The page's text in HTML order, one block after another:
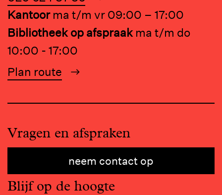
Kantoor ma t/m vr 09:00 – 17:00
Bibliotheek op afspraak ma t/m do
10:00 - 17:00
Plan route
Vragen en afspraken
neem contact op
Blijf op de hoogte